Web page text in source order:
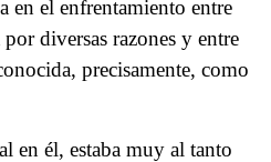
en el enfrentamiento entre
diversas razones y entre
precisamente, como
en él, estaba muy al tanto